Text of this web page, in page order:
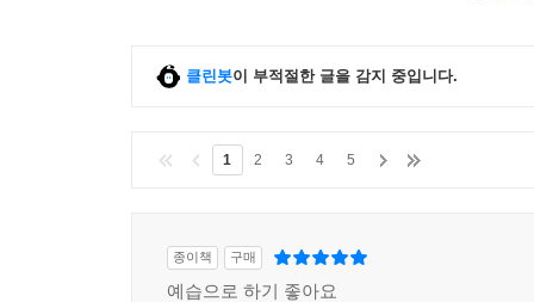
클린봇이 부적절한 글을 감지 중입니다.
1 2 3 4 5
종이책 구매
예습으로 하기 좋아요